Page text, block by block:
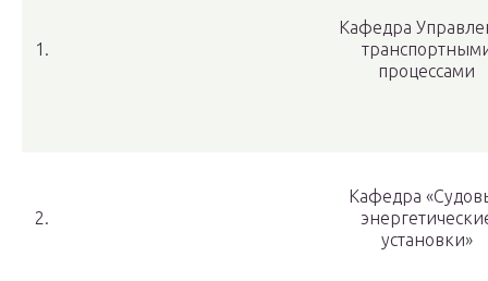
1.
Кафедра
процессами
2.
Кафедра
установки»